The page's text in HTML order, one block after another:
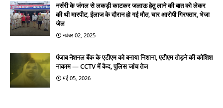
नर्सरी के जंगल से लकड़ी काटकर जलाऊ हेतु लाने की बात को लेकर
की थी मारपीट, ईलाज के दौरान हो गई मौत, चार आरोपी गिरफ्तार, भेजा
जेल
नवंबर 02, 2025
पंजाब नेशनल बैंक के एटीएम को बनाया निशाना, एटीएम तोड़ने की कोशिश
नाकाम — CCTV में कैद, पुलिस जांच तेज
मई 05, 2026